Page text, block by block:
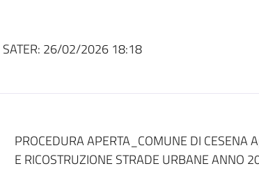
26/02/2026 18:18
Dati del bando
PROCEDURA APERTA_COMUNE DI CESENA
E RICOSTRUZIONE STRADE URBANE ANNO